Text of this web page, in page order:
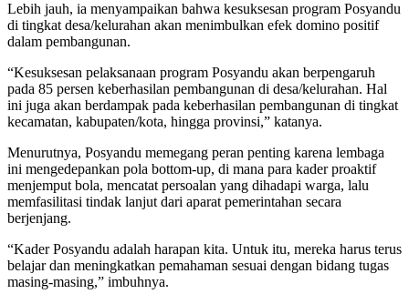
Lebih jauh, ia menyampaikan bahwa kesuksesan program Posyandu
di tingkat desa/kelurahan akan menimbulkan efek domino positif
dalam pembangunan.
“Kesuksesan pelaksanaan program Posyandu akan berpengaruh
pada 85 persen keberhasilan pembangunan di desa/kelurahan. Hal
ini juga akan berdampak pada keberhasilan pembangunan di tingkat
kecamatan, kabupaten/kota, hingga provinsi,” katanya.
Menurutnya, Posyandu memegang peran penting karena lembaga
ini mengedepankan pola bottom-up, di mana para kader proaktif
menjemput bola, mencatat persoalan yang dihadapi warga, lalu
memfasilitasi tindak lanjut dari aparat pemerintahan secara
berjenjang.
“Kader Posyandu adalah harapan kita. Untuk itu, mereka harus terus
belajar dan meningkatkan pemahaman sesuai dengan bidang tugas
masing-masing,” imbuhnya.